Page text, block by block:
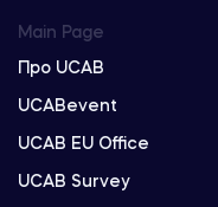
Main Page
Про UCAB
UCABevent
UCAB EU Office
UCAB Survey